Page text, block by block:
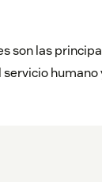
son las